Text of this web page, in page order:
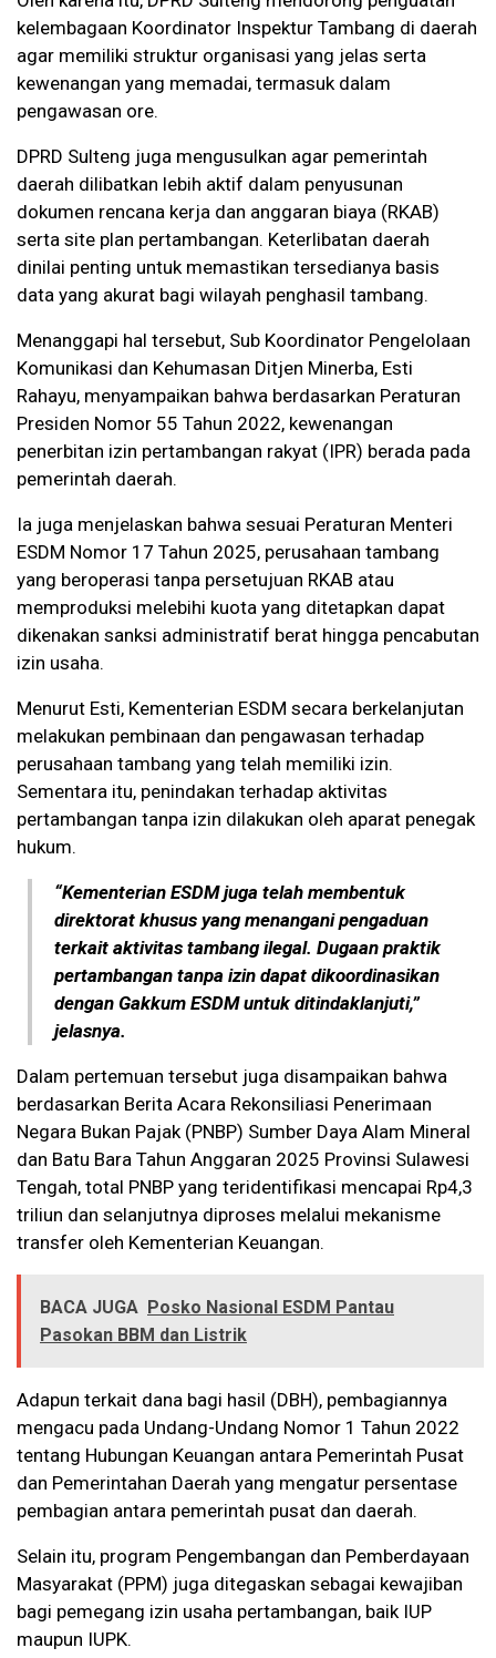
kelembagaan Koordinator Inspektur Tambang di daerah
agar memiliki struktur organisasi yang jelas serta
kewenangan yang memadai, termasuk dalam
pengawasan ore.
DPRD Sulteng juga mengusulkan agar pemerintah
daerah dilibatkan lebih aktif dalam penyusunan
dokumen rencana kerja dan anggaran biaya (RKAB)
serta site plan pertambangan. Keterlibatan daerah
dinilai penting untuk memastikan tersedianya basis
data yang akurat bagi wilayah penghasil tambang.
Menanggapi hal tersebut, Sub Koordinator Pengelolaan
Komunikasi dan Kehumasan Ditjen Minerba, Esti
Rahayu, menyampaikan bahwa berdasarkan Peraturan
Presiden Nomor 55 Tahun 2022, kewenangan
penerbitan izin pertambangan rakyat (IPR) berada pada
pemerintah daerah.
Ia juga menjelaskan bahwa sesuai Peraturan Menteri
ESDM Nomor 17 Tahun 2025, perusahaan tambang
yang beroperasi tanpa persetujuan RKAB atau
memproduksi melebihi kuota yang ditetapkan dapat
dikenakan sanksi administratif berat hingga pencabutan
izin usaha.
Menurut Esti, Kementerian ESDM secara berkelanjutan
melakukan pembinaan dan pengawasan terhadap
perusahaan tambang yang telah memiliki izin.
Sementara itu, penindakan terhadap aktivitas
pertambangan tanpa izin dilakukan oleh aparat penegak
hukum.
“Kementerian ESDM juga telah membentuk
direktorat khusus yang menangani pengaduan
terkait aktivitas tambang ilegal. Dugaan praktik
pertambangan tanpa izin dapat dikoordinasikan
dengan Gakkum ESDM untuk ditindaklanjuti,”
jelasnya.
Dalam pertemuan tersebut juga disampaikan bahwa
berdasarkan Berita Acara Rekonsiliasi Penerimaan
Negara Bukan Pajak (PNBP) Sumber Daya Alam Mineral
dan Batu Bara Tahun Anggaran 2025 Provinsi Sulawesi
Tengah, total PNBP yang teridentifikasi mencapai Rp4,3
triliun dan selanjutnya diproses melalui mekanisme
transfer oleh Kementerian Keuangan.
BACA JUGA Posko Nasional ESDM Pantau
Pasokan BBM dan Listrik
Adapun terkait dana bagi hasil (DBH), pembagiannya
mengacu pada Undang-Undang Nomor 1 Tahun 2022
tentang Hubungan Keuangan antara Pemerintah Pusat
dan Pemerintahan Daerah yang mengatur persentase
pembagian antara pemerintah pusat dan daerah.
Selain itu, program Pengembangan dan Pemberdayaan
Masyarakat (PPM) juga ditegaskan sebagai kewajiban
bagi pemegang izin usaha pertambangan, baik IUP
maupun IUPK.